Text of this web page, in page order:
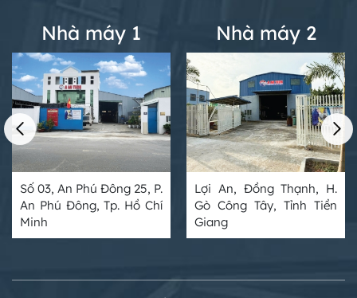
Nhà máy 1
Số 03, An Phú Đông 25, P.
An Phú Đông, Tp. Hồ Chí
Minh
Nhà máy 2
Lợi An, Đồng Thạnh, H.
Gò Công Tây, Tỉnh Tiền
Giang